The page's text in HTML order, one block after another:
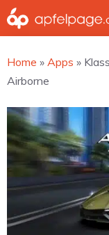
Zum
Inhalt
Home » Apps »
Airborne